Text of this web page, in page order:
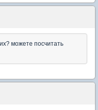
можете посчитать